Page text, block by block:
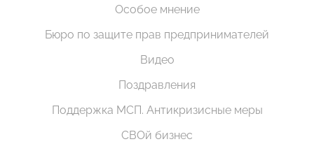
Особое мнение
Бюро по защите прав предпринимателей
Видео
Поздравления
Поддержка МСП. Антикризисные меры
СВОй бизнес